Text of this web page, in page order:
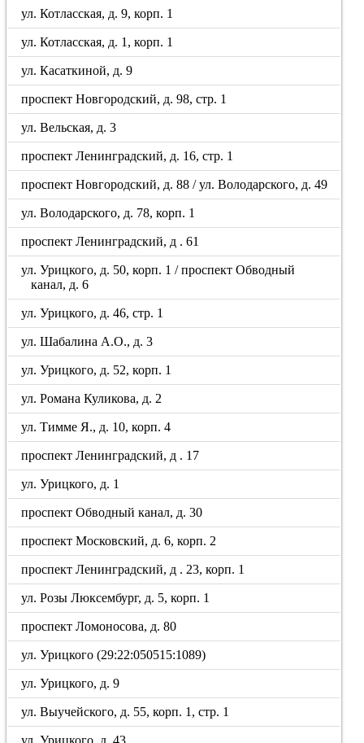
ул. Котласская, д. 9, корп. 1
ул. Котласская, д. 1, корп. 1
ул. Касаткиной, д. 9
проспект Новгородский, д. 98, стр. 1
ул. Вельская, д. 3
проспект Ленинградский, д. 16, стр. 1
проспект Новгородский, д. 88 / ул. Володарского, д. 49
ул. Володарского, д. 78, корп. 1
проспект Ленинградский, д . 61
ул. Урицкого, д. 50, корп. 1 / проспект Обводный
канал, д. 6
ул. Урицкого, д. 46, стр. 1
ул. Шабалина А.О., д. 3
ул. Урицкого, д. 52, корп. 1
ул. Романа Куликова, д. 2
ул. Тимме Я., д. 10, корп. 4
проспект Ленинградский, д . 17
ул. Урицкого, д. 1
проспект Обводный канал, д. 30
проспект Московский, д. 6, корп. 2
проспект Ленинградский, д . 23, корп. 1
ул. Розы Люксембург, д. 5, корп. 1
проспект Ломоносова, д. 80
ул. Урицкого (29:22:050515:1089)
ул. Урицкого, д. 9
ул. Выучейского, д. 55, корп. 1, стр. 1
ул. Урицкого, д. 43